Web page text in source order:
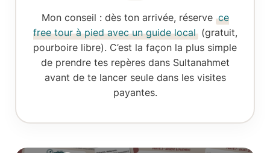
Mon conseil : dès ton arrivée, réserve ce
free tour à pied avec un guide local (gratuit,
pourboire libre). C’est la façon la plus simple
de prendre tes repères dans Sultanahmet
avant de te lancer seule dans les visites
payantes.